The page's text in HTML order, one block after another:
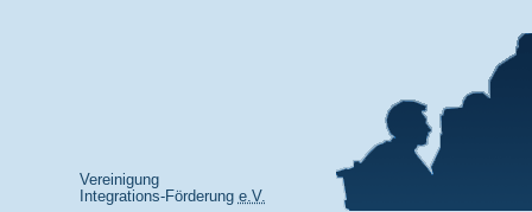
Vereinigung
Integrations-Förderung e.V.